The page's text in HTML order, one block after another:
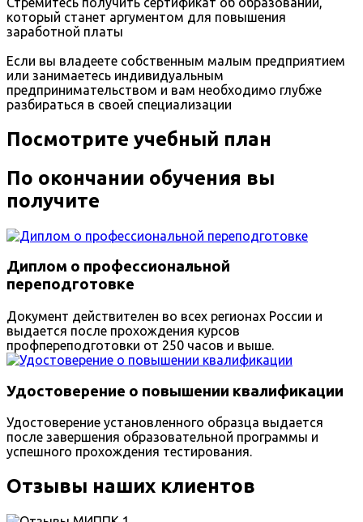
который станет аргументом для повышения
заработной платы
Если вы владеете собственным малым предприятием
или занимаетесь индивидуальным
предпринимательством и вам необходимо глубже
разбираться в своей специализации
Посмотрите учебный план
По окончании обучения вы
получите
Диплом о профессиональной
переподготовке
Документ действителен во всех регионах России и
выдается после прохождения курсов
профпереподготовки от 250 часов и выше.
Удостоверение о повышении квалификации
Удостоверение установленного образца выдается
после завершения образовательной программы и
успешного прохождения тестирования.
Отзывы наших клиентов